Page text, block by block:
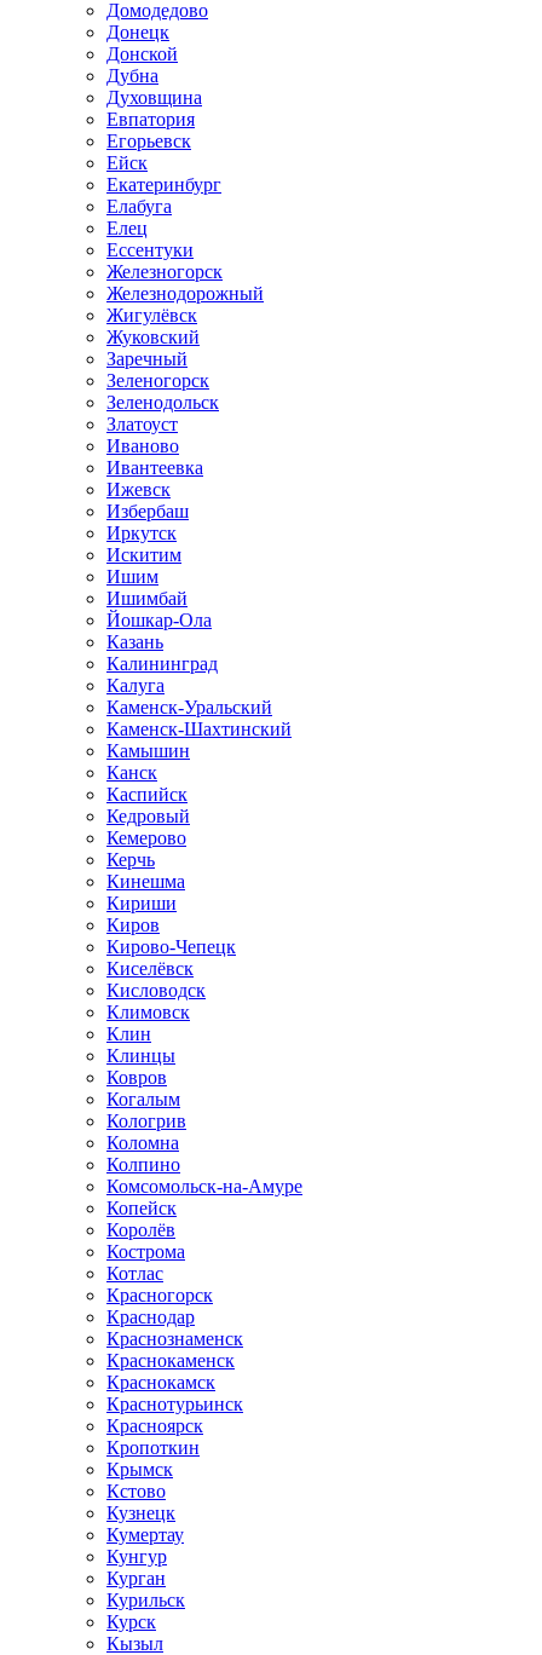
Домодедово
Донецк
Донской
Дубна
Духовщина
Евпатория
Егорьевск
Ейск
Екатеринбург
Елабуга
Елец
Ессентуки
Железногорск
Железнодорожный
Жигулёвск
Жуковский
Заречный
Зеленогорск
Зеленодольск
Златоуст
Иваново
Ивантеевка
Ижевск
Избербаш
Иркутск
Искитим
Ишим
Ишимбай
Йошкар-Ола
Казань
Калининград
Калуга
Каменск-Уральский
Каменск-Шахтинский
Камышин
Канск
Каспийск
Кедровый
Кемерово
Керчь
Кинешма
Кириши
Киров
Кирово-Чепецк
Киселёвск
Кисловодск
Климовск
Клин
Клинцы
Ковров
Когалым
Кологрив
Коломна
Колпино
Комсомольск-на-Амуре
Копейск
Королёв
Кострома
Котлас
Красногорск
Краснодар
Краснознаменск
Краснокаменск
Краснокамск
Краснотурьинск
Красноярск
Кропоткин
Крымск
Кстово
Кузнецк
Кумертау
Кунгур
Курган
Курильск
Курск
Кызыл